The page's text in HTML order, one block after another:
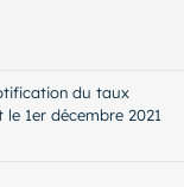
du taux
1er décembre 2021